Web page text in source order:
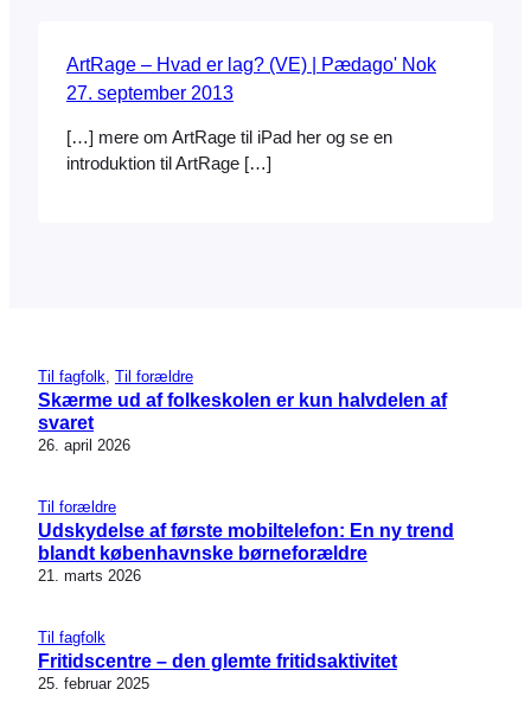
ArtRage – Hvad er lag? (VE) | Pædago' Nok
27. september 2013
[…] mere om ArtRage til iPad her og se en
introduktion til ArtRage […]
Til fagfolk Til forældre
Skærme ud af folkeskolen er kun halvdelen af
svaret
26. april 2026
Til forældre
Udskydelse af første mobiltelefon: En ny trend
blandt københavnske børneforældre
21. marts 2026
Til fagfolk
Fritidscentre – den glemte fritidsaktivitet
25. februar 2025